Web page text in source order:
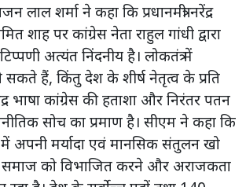
लाल शर्मा ने कहा कि प्रधानमंत्री नरेंद्र
शाह पर कांग्रेस नेता राहुल गांधी द्वारा
अत्यंत निंदनीय है। लोकतंत्र में
सकते हैं, किंतु देश के शीर्ष नेतृत्व के प्रति
भाषा कांग्रेस की हताशा और निरंतर पतन
सोच का प्रमाण है। सीएम ने कहा कि
में अपनी मर्यादा एवं मानसिक संतुलन खो
को विभाजित करने और अराजकता